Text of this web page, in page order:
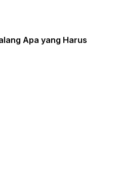
Apa yang Harus